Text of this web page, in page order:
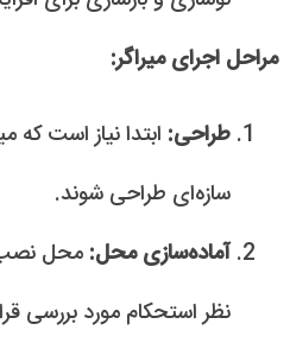
مراحل اجرای میراگر:
طراحی: ابتدا نیاز است که
سازه‌ای طراحی شوند.
آماده‌سازی محل: محل نصب
نظر استحکام مورد بررسی